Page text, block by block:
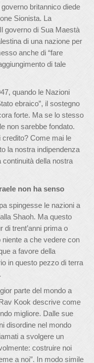
britannico diede
Sionista. La
governo di Sua Maestà
di una nazione per
anche di “fare
di tale
quando le Nazioni
ebraico”, il sostegno
forte. Ma se lo stesso
non sarebbe fondato.
credito? Come mai le
la nostra indipendenza
continuità della nostra
non ha senso
spingesse le nazioni a
Shaoh. Ma questo
di trent’anni prima o
a che vedere con
a favore della
in questo pezzo di terra
parte del mondo a
Kook descrive come
migliore. Dalle sue
disordine nel mondo
a svolgere un
costruire noi
a noi”. In modo simile